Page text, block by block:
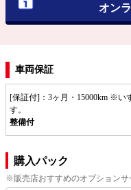
オン
車両保証
[保証付]：3ヶ月・15000km ※い
す。
整備付
購入パック
※販売店おすすめのオプションサ